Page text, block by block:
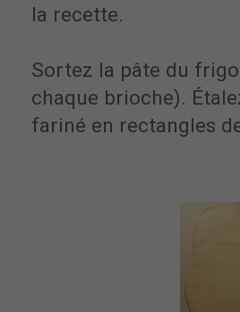
la recette.
Sortez la pâte du
chaque brioche).
fariné en rectangles